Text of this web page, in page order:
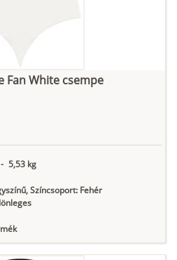
Fan White csempe
- 5,53 kg
Színcsoport: Fehér